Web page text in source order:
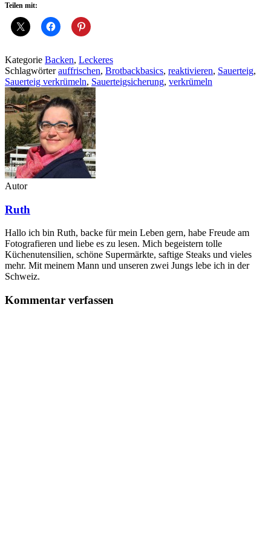
Teilen mit:
Kategorie Backen, Leckeres
Schlagwörterauffrischen, Brotbackbasics, reaktivieren, Sauerteig,
Sauerteig verkrümeln, Sauerteigsicherung, verkrümeln
Autor
Ruth
Hallo ich bin Ruth, backe für mein Leben gern, habe Freude am
Fotografieren und liebe es zu lesen. Mich begeistern tolle
Küchenutensilien, schöne Supermärkte, saftige Steaks und vieles
mehr. Mit meinem Mann und unseren zwei Jungs lebe ich in der
Schweiz.
Kommentar verfassen